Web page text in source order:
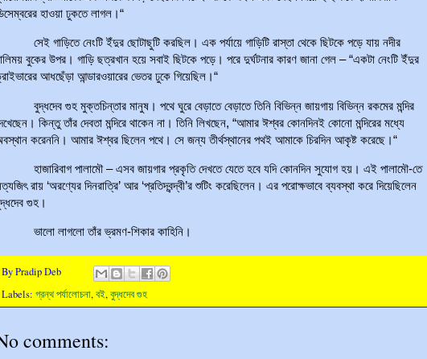
হাওয়া ঢুকতে লাগল।“
সেই গাড়িতে নেংটি ইঁদুর ছোটাছুটি করছিল। এক পর্যায়ে গাড়িটি রাস্তা থেকে ছিটকে পড়ে যায় নদীর
বুকের উপর। গাড়ি ছত্রখান হয়ে সবাই ছিটকে পড়ে। পরে দুর্ঘটনার কারণ জানা গেল – “একটা নেংটি ইঁদুর
আধছেঁড়া আন্ডারওয়ারের ভেতর ঢুকে গিয়েছিল।“
বুদ্ধদেব গুহ মুক্তচিন্তার মানুষ। পথে ঘুরে বেড়াতে বেড়াতে তিনি বিভিন্ন জায়গায় বিভিন্ন রকমের মন্দির
কিন্তু তাঁর দেবতা মন্দিরে থাকেন না। তিনি লিখছেন, “আমার ঈশ্বর কোনদিনই কোনো মন্দিরের মধ্যে
করেননি। আমার ঈশ্বর ছিলেন পথে। সে জন্য তীর্থস্থানের পথই আমাকে চিরদিন আকৃষ্ট করেছে।“
হাজারিবাগ পালামৌ – এসব জায়গার প্রকৃতি দেখতে যেতে হবে যদি কোনদিন সুযোগ হয়। এই পালামৌ-তে
রায় ‘অরণ্যের দিনরাত্রি’ আর ‘প্রতিদ্বন্দ্বী’র শুটিং করেছিলেন। এর পরোক্ষভাবে ব্যবস্থা করে দিয়েছিলেন
গুহ।
ভালো লাগলো তাঁর ভ্রমণ-শিকার কাহিনি।
ByPradip Deb
Labels: গ্রন্থ পর্যালোচনা,বই,বুদ্ধদেব গুহ
comments: